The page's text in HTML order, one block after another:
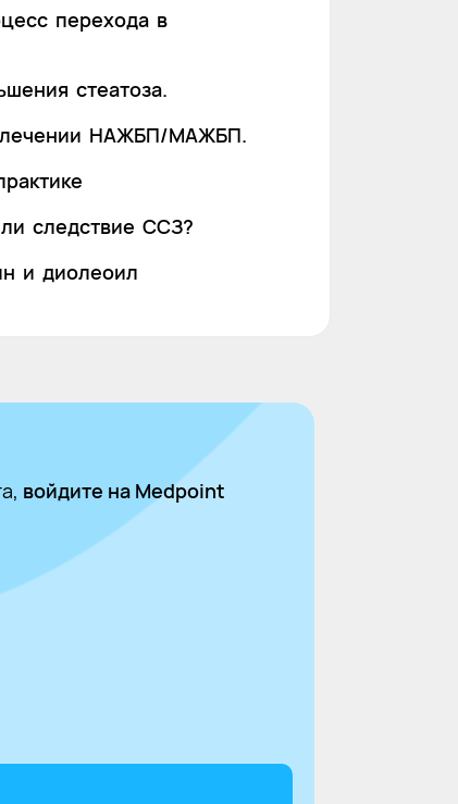
перехода в
стеатоза.
лечении НАЖБП/МАЖБП.
следствие ССЗ?
и диолеоил
войдите на Medpoint